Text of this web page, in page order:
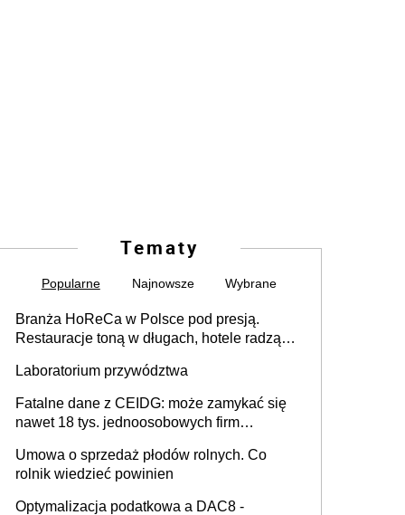
Tematy
Popularne Najnowsze Wybrane
Branża HoReCa w Polsce pod presją.
Restauracje toną w długach, hotele radzą
Laboratorium przywództwa
Fatalne dane z CEIDG: może zamykać się
nawet 18 tys. jednoosobowych firm
Umowa o sprzedaż płodów rolnych. Co
rolnik wiedzieć powinien
Optymalizacja podatkowa a DAC8 -